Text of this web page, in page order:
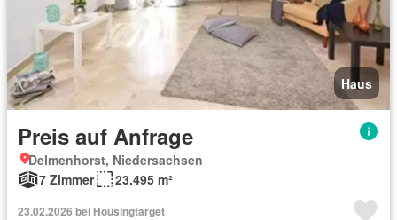
Haus
Preis auf Anfrage
Delmenhorst, Niedersachsen
7 Zimmer
23.495 m²
23.02.2026 bei Housingtarget